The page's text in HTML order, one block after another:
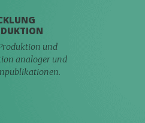
und
analoger und